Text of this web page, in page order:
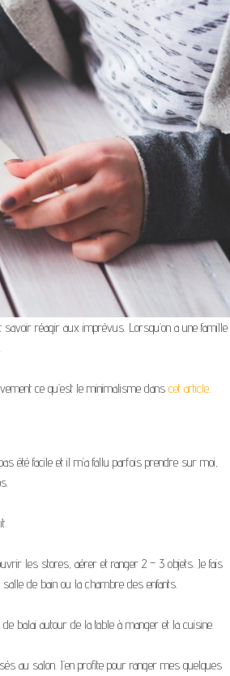
savoir réagir aux imprévus. Lorsqu’on a une famille
ce qu’est le minimalisme dans cet article.
été facile et il m’a fallu parfois prendre sur moi,
les stores, aérer et ranger 2 – 3 objets. Je fais
de bain ou la chambre des enfants.
balai autour de la table à manger et la cuisine.
au salon. J’en profite pour ranger mes quelques